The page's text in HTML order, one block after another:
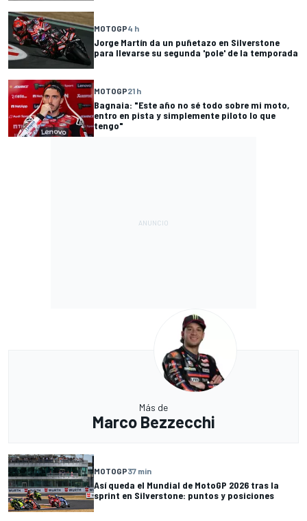
MOTOGP4 h
Jorge Martín da un puñetazo en Silverstone
para llevarse su segunda 'pole' de la temporada
MOTOGP21 h
Bagnaia: "Este año no sé todo sobre mi moto,
entro en pista y simplemente piloto lo que
tengo"
Más de
Marco Bezzecchi
MOTOGP37 min
Así queda el Mundial de MotoGP 2026 tras la
sprint en Silverstone: puntos y posiciones